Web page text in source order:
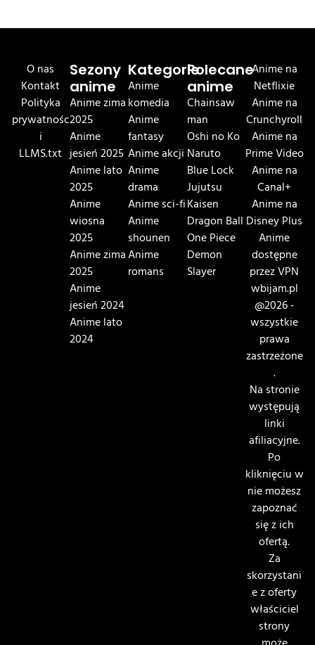
O nas
Kontakt
Polityka
prywatnośc
i
LLMS.txt
Sezony
anime
Anime zima
2025
Anime
jesień 2025
Anime lato
2025
Anime
wiosna
2025
Anime zima
2025
Anime
jesień 2024
Anime lato
2024
Kategorie
Anime
komedia
Anime
fantasy
Anime akcji
Anime
drama
Anime sci-fi
Anime
shounen
Anime
romans
Polecane
anime
Chainsaw
man
Oshi no Ko
Naruto
Blue Lock
Jujutsu
Kaisen
Dragon Ball
One Piece
Demon
Slayer
Anime na
Netflixie
Anime na
Crunchyroll
Anime na
Prime Video
Anime na
Canal+
Anime na
Disney Plus
Anime
dostępne
przez VPN
wbijam.pl
@2026 -
wszystkie
prawa
zastrzeżone
.
Na stronie
występują
linki
afiliacyjne.
Po
kliknięciu w
nie możesz
zapoznać
się z ich
ofertą.
Za
skorzystani
e z oferty
właściciel
strony